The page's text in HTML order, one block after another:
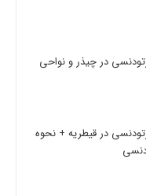
در چیذر و نواحی
در قیطریه + نحوه